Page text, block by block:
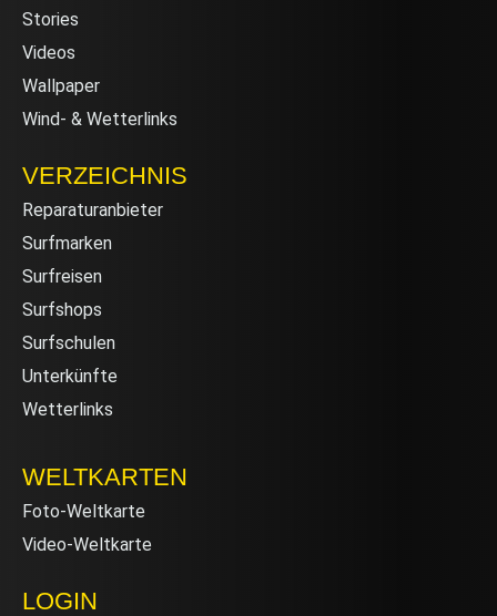
Stories
Videos
Wallpaper
Wind- & Wetterlinks
VERZEICHNIS
Reparaturanbieter
Surfmarken
Surfreisen
Surfshops
Surfschulen
Unterkünfte
Wetterlinks
WELTKARTEN
Foto-Weltkarte
Video-Weltkarte
LOGIN